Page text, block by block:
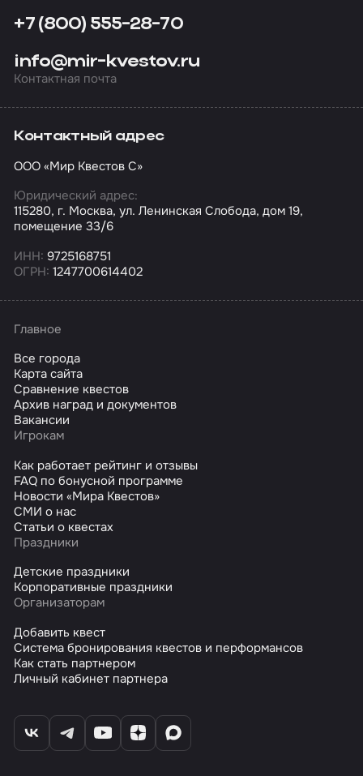
+7 (800) 555-28-70
info@mir-kvestov.ru
Контактная почта
Контактный адрес
ООО «Мир Квестов С»
Юридический адрес:
115280, г. Москва, ул. Ленинская Слобода, дом 19,
помещение 33/6
ИНН: 9725168751
ОГРН: 1247700614402
Главное
Все города
Карта сайта
Сравнение квестов
Архив наград и документов
Вакансии
Игрокам
Как работает рейтинг и отзывы
FAQ по бонусной программе
Новости «Мира Квестов»
СМИ о нас
Статьи о квестах
Праздники
Детские праздники
Корпоративные праздники
Организаторам
Добавить квест
Система бронирования квестов и перформансов
Как стать партнером
Личный кабинет партнера